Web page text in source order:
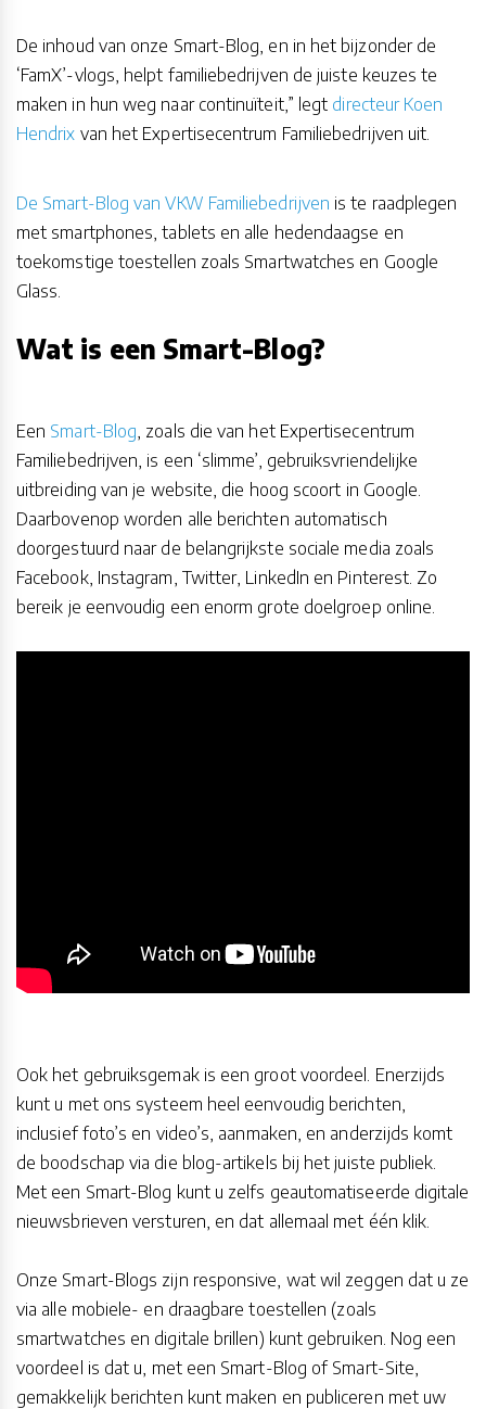
De inhoud van onze Smart-Blog, en in het bijzonder de
‘FamX’-vlogs, helpt familiebedrijven de juiste keuzes te
maken in hun weg naar continuïteit,” legt directeur Koen
Hendrix van het Expertisecentrum Familiebedrijven uit.
De Smart-Blog van VKW Familiebedrijven is te raadplegen
met smartphones, tablets en alle hedendaagse en
toekomstige toestellen zoals Smartwatches en Google
Glass.
Wat is een Smart-Blog?
Een Smart-Blog , zoals die van het Expertisecentrum
Familiebedrijven, is een ‘slimme’, gebruiksvriendelijke
uitbreiding van je website, die hoog scoort in Google.
Daarbovenop worden alle berichten automatisch
doorgestuurd naar de belangrijkste sociale media zoals
Facebook, Instagram, Twitter, LinkedIn en Pinterest. Zo
bereik je eenvoudig een enorm grote doelgroep online.
Ook het gebruiksgemak is een groot voordeel. Enerzijds
kunt u met ons systeem heel eenvoudig berichten,
inclusief foto’s en video’s, aanmaken, en anderzijds komt
de boodschap via die blog-artikels bij het juiste publiek.
Met een Smart-Blog kunt u zelfs geautomatiseerde digitale
nieuwsbrieven versturen, en dat allemaal met één klik.
Onze Smart-Blogs zijn responsive, wat wil zeggen dat u ze
via alle mobiele- en draagbare toestellen (zoals
smartwatches en digitale brillen) kunt gebruiken. Nog een
voordeel is dat u, met een Smart-Blog of Smart-Site,
gemakkelijk berichten kunt maken en publiceren met uw